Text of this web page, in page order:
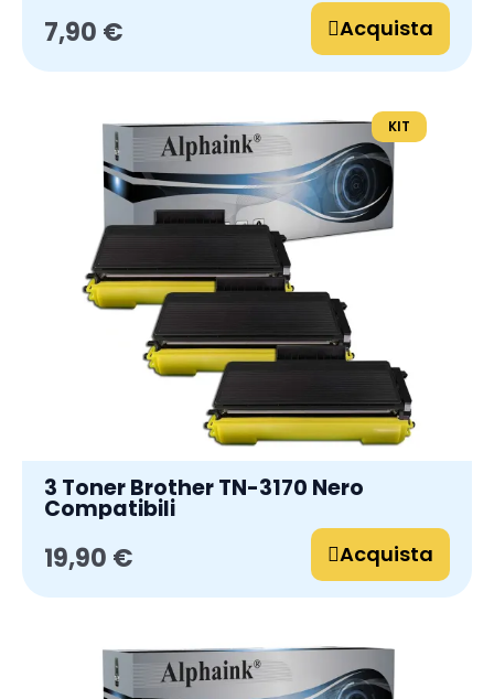
7,90 € Acquista
KIT
3 Toner Brother TN-3170 Nero
Compatibili
19,90 € Acquista